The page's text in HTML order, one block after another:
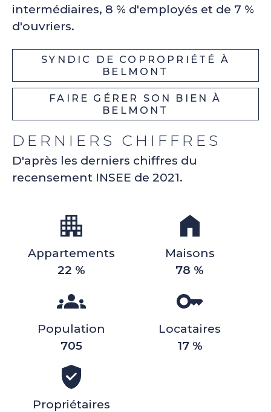
intermédiaires, 8 % d'employés et de 7 %
d'ouvriers.
SYNDIC DE COPROPRIÉTÉ À
BELMONT
FAIRE GÉRER SON BIEN À
BELMONT
DERNIERS CHIFFRES
D'après les derniers chiffres du
recensement INSEE de 2021.
Appartements
22 %
Maisons
78 %
Population
705
Locataires
17 %
Propriétaires